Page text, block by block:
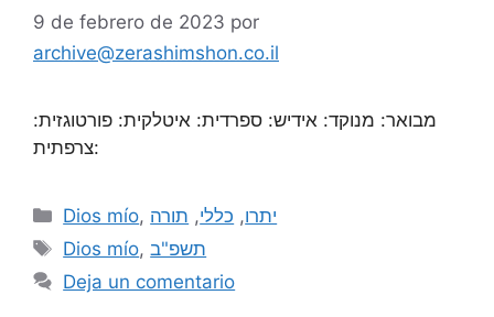
9 de febrero de 2023 por
archive@zerashimshon.co.il
מבואר: מנוקד: אידיש: ספרדית: איטלקית: פורטוגזית:
צרפתית:
Dios mío, יתרו, כללי, תורה
Dios mío,תשפ"ב
Deja un comentario